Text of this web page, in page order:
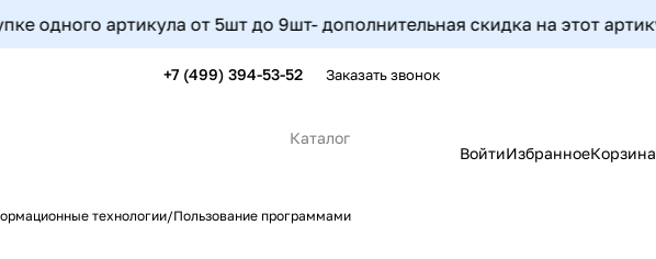
от 5шт до 9шт- дополнительная скидка на этот артикул
+7 (499) 394-53-52 Заказать звонок
Каталог
ВойтиИзбранноеКорзина
технологии/Пользование программами